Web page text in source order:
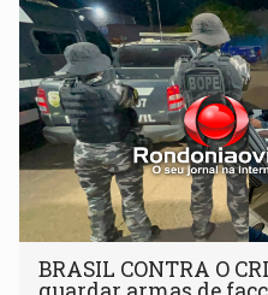
BRASIL CONTRA O